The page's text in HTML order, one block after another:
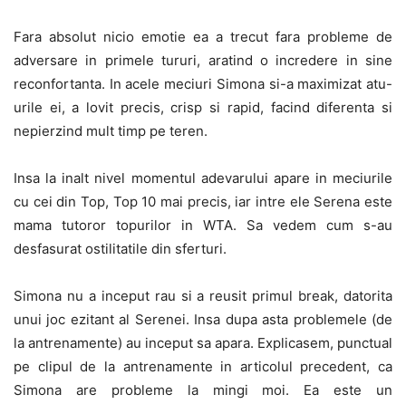
Fara absolut nicio emotie ea a trecut fara probleme de
adversare in primele tururi, aratind o incredere in sine
reconfortanta. In acele meciuri Simona si-a maximizat atu-
urile ei, a lovit precis, crisp si rapid, facind diferenta si
nepierzind mult timp pe teren.
Insa la inalt nivel momentul adevarului apare in meciurile
cu cei din Top, Top 10 mai precis, iar intre ele Serena este
mama tutoror topurilor in WTA. Sa vedem cum s-au
desfasurat ostilitatile din sferturi.
Simona nu a inceput rau si a reusit primul break, datorita
unui joc ezitant al Serenei. Insa dupa asta problemele (de
la antrenamente) au inceput sa apara. Explicasem, punctual
pe clipul de la antrenamente in articolul precedent, ca
Simona are probleme la mingi moi. Ea este un